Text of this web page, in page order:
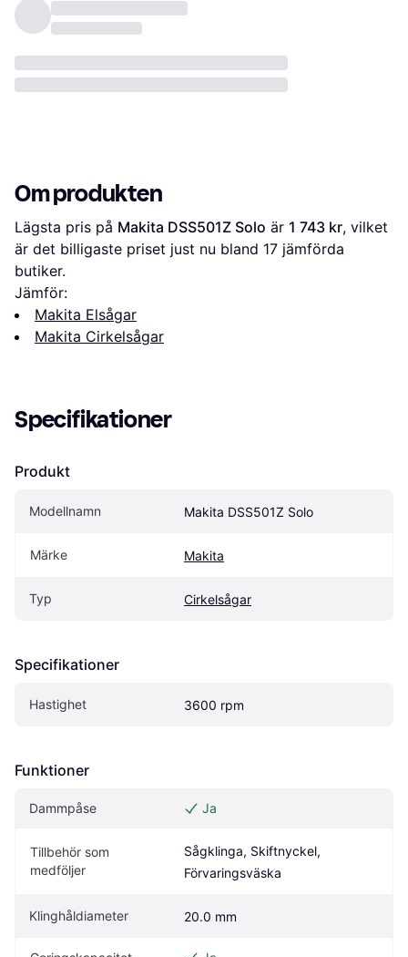
Om produkten
Lägsta pris på Makita DSS501Z Solo är 1 743 kr, vilket
är det billigaste priset just nu bland 17 jämförda
butiker.
Jämför:
Makita Elsågar
Makita Cirkelsågar
Specifikationer
Produkt
Modellnamn Makita DSS501Z Solo
Märke Makita
Typ Cirkelsågar
Specifikationer
Hastighet 3600 rpm
Funktioner
Dammpåse Ja
Tillbehör som
medföljer
Sågklinga, Skiftnyckel,
Förvaringsväska
Klinghåldiameter 20.0 mm